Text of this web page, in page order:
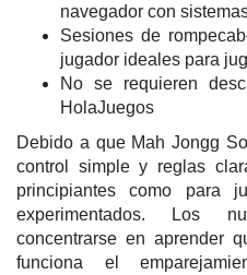
navegador con
Sesiones de
jugador ideales para
No se requieren
HolaJuegos
Debido a que Mah Jongg
control simple y reglas
principiantes como para
experimentados. Los
concentrarse en aprender
funciona el